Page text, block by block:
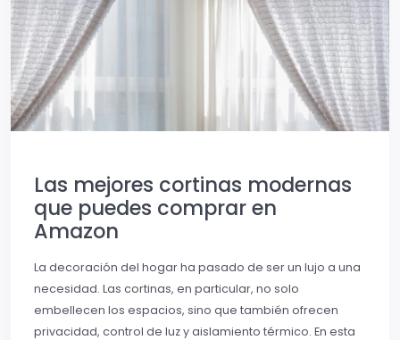
Las mejores cortinas modernas
que puedes comprar en
Amazon
La decoración del hogar ha pasado de ser un lujo a una
necesidad. Las cortinas, en particular, no solo
embellecen los espacios, sino que también ofrecen
privacidad, control de luz y aislamiento térmico. En esta